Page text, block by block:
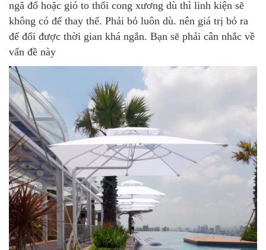
ngã đổ hoặc gió to thổi cong xương dù thì linh kiện sẽ
không có để thay thế. Phải bỏ luôn dù. nên giá trị bỏ ra
để đổi được thời gian khá ngắn. Bạn sẽ phải cân nhắc về
vấn đề này